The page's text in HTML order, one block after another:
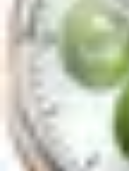
Horlogerie de Luxe
Guides d'Achat
Horlogerie de Luxe